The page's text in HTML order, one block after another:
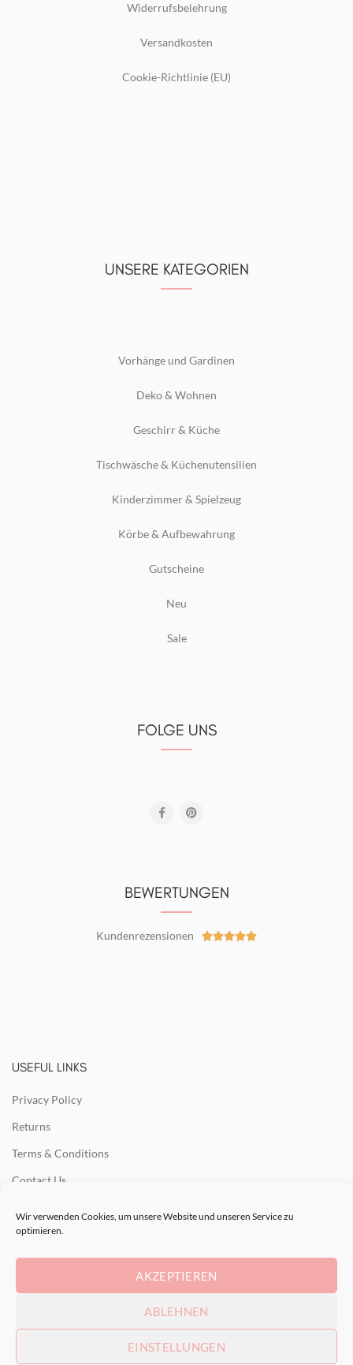
Wir verwenden Cookies, um unsere Website und unseren Service zu
optimieren.
AKZEPTIEREN
ABLEHNEN
EINSTELLUNGEN
Widerrufsbelehrung
Versandkosten
Cookie-Richtlinie (EU)
UNSERE KATEGORIEN
Vorhänge und Gardinen
Deko & Wohnen
Geschirr & Küche
Tischwäsche & Küchenutensilien
Kinderzimmer & Spielzeug
Körbe & Aufbewahrung
Gutscheine
Neu
Sale
FOLGE UNS
BEWERTUNGEN
Kundenrezensionen 
USEFUL LINKS
Privacy Policy
Returns
Terms & Conditions
Contact Us
Our Sitemap
RECENT POSTS